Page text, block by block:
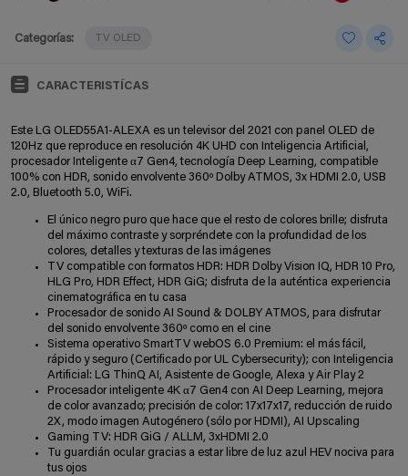
Categorías: TV OLED
CARACTERISTÍCAS
Este LG OLED55A1-ALEXA es un televisor del 2021 con panel OLED de
120Hz que reproduce en resolución 4K UHD con Inteligencia Artificial,
procesador Inteligente α7 Gen4, tecnología Deep Learning, compatible
100% con HDR, sonido envolvente 360º Dolby ATMOS, 3x HDMI 2.0, USB
2.0, Bluetooth 5.0, WiFi.
El único negro puro que hace que el resto de colores brille; disfruta
del máximo contraste y sorpréndete con la profundidad de los
colores, detalles y texturas de las imágenes
TV compatible con formatos HDR: HDR Dolby Vision IQ, HDR 10 Pro,
HLG Pro, HDR Effect, HDR GiG; disfruta de la auténtica experiencia
cinematográfica en tu casa
Procesador de sonido AI Sound & DOLBY ATMOS, para disfrutar
del sonido envolvente 360º como en el cine
Sistema operativo SmartTV webOS 6.0 Premium: el más fácil,
rápido y seguro (Certificado por UL Cybersecurity); con Inteligencia
Artificial: LG ThinQ AI, Asistente de Google, Alexa y Air Play 2
Procesador inteligente 4K α7 Gen4 con AI Deep Learning, mejora
de color avanzado; precisión de color: 17x17x17, reducción de ruido
2X, modo imagen Autogénero (sólo por HDMI), AI Upscaling
Gaming TV: HDR GiG / ALLM, 3xHDMI 2.0
Tu guardián ocular gracias a estar libre de luz azul HEV nociva para
tus ojos